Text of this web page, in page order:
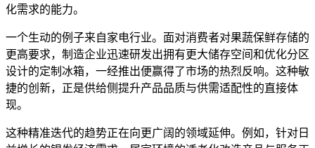
化需求的能力。
一个生动的例子来自家电行业。面对消费者对果蔬保鲜存储的
更高要求，制造企业迅速研发出拥有更大储存空间和优化分区
设计的定制冰箱，一经推出便赢得了市场的热烈反响。这种敏
捷的创新，正是供给侧提升产品品质与供需适配性的直接体
现。
这种精准迭代的趋势正在向更广阔的领域延伸。例如，针对日